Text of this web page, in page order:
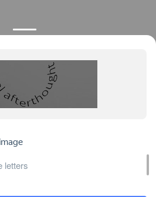
ПРОДУКЦИЯ
Каталог